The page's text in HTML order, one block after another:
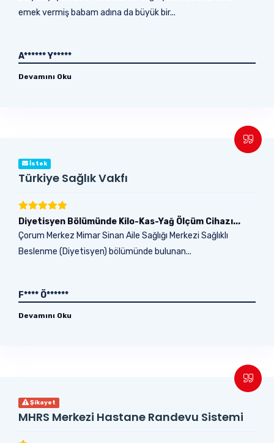
emek vermiş babam adına da büyük bir...
A****** Y*****
Devamını Oku
İstek
Türkiye Sağlık Vakfı
Diyetisyen Bölümünde Kilo-Kas-Yağ Ölçüm Cihazı...
Çorum Merkez Mimar Sinan Aile Sağlığı Merkezi Sağlıklı
Beslenme (Diyetisyen) bölümünde bulunan...
F**** Ö******
Devamını Oku
Şikayet
MHRS Merkezi Hastane Randevu Sistemi